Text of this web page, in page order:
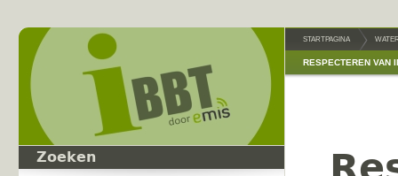
Zoeken
STARTPAGINA
RESPECTEREN VAN